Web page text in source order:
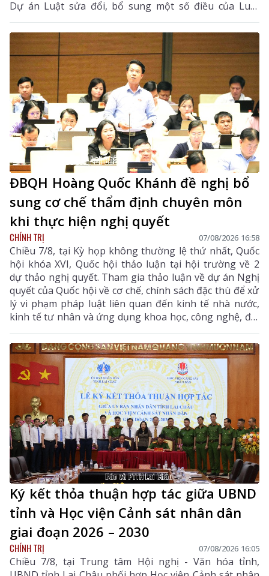
Dự án Luật sửa đổi, bổ sung một số điều của Luật
Tần số vô tuyến điện, Luật Viễn thông, Luật Giao dịch
điện tử và Luật Chuyển giao công nghệ.
ĐBQH Hoàng Quốc Khánh đề nghị bổ
sung cơ chế thẩm định chuyên môn
khi thực hiện nghị quyết
CHÍNH TRỊ 07/08/2026 16:58
Chiều 7/8, tại Kỳ họp không thường lệ thứ nhất, Quốc
hội khóa XVI, Quốc hội thảo luận tại hội trường về 2
dự thảo nghị quyết. Tham gia thảo luận về dự án Nghị
quyết của Quốc hội về cơ chế, chính sách đặc thù để xử
lý vi phạm pháp luật liên quan đến kinh tế nhà nước,
kinh tế tư nhân và ứng dụng khoa học, công nghệ, đổi
mới sáng tạo, chuyển đổi số, đại biểu Hoàng Quốc
Khánh - Tỉnh ủy viên, Phó Trưởng Đoàn chuyên trách
Đoàn ĐBQH tỉnh Lai Châu thống nhất với sự cần thiết
ban hành Nghị quyết như Tờ trình của Chính phủ, đại
biểu tập trung tham gia một số nội dung tại Điều 13
quy định về tổ chức thực hiện.
Ký kết thỏa thuận hợp tác giữa UBND
tỉnh và Học viện Cảnh sát nhân dân
giai đoạn 2026 – 2030
CHÍNH TRỊ 07/08/2026 16:05
Chiều 7/8, tại Trung tâm Hội nghị - Văn hóa tỉnh,